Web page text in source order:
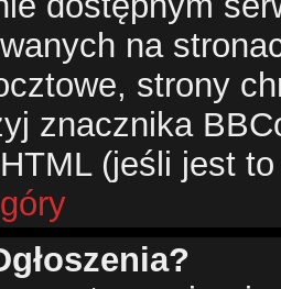
na
strony
znacznika
(jeśli jest